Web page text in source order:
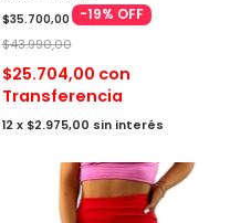
$35.700,00 -19% OFF
$43.990,00
$25.704,00 con
Transferencia
12 x $2.975,00 sin interés